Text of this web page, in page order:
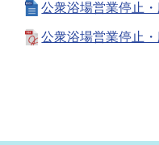
公衆浴場営業停止
公衆浴場営業停止